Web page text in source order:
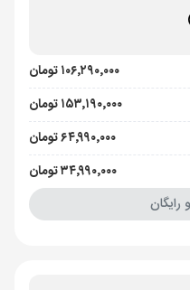
۱۰۶٬۲۹۰٬۰۰۰ تومان
۱۵۳٬۱۹۰٬۰۰۰ تومان
۶۴٬۹۹۰٬۰۰۰ تومان
۳۴٬۹۹۰٬۰۰۰ تومان
رایگان